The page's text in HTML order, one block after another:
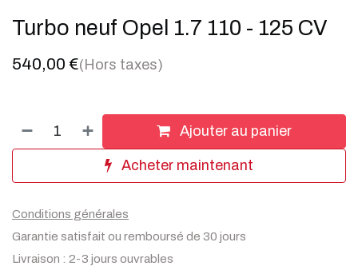
Turbo neuf Opel 1.7 110 - 125 CV
540,00 €(Hors taxes)
Ajouter au panier
Acheter maintenant
Conditions générales
Garantie satisfait ou remboursé de 30 jours
Livraison : 2-3 jours ouvrables